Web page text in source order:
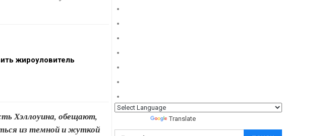
жироуловитель
Хэллоуина, обещают,
из темной и жуткой
Translate